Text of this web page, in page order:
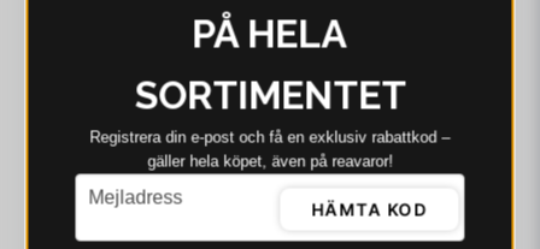
JAKOBSDALS
Jakobsdals Vintage
Brun
Jakobsdals Vintage
Brun
1 049 kr
PÅ HELA
SORTIMENTET
Registrera din e‑post och få en exklusiv rabattkod –
gäller hela köpet, även på reavaror!
email
Mejladress
HÄMTA KOD